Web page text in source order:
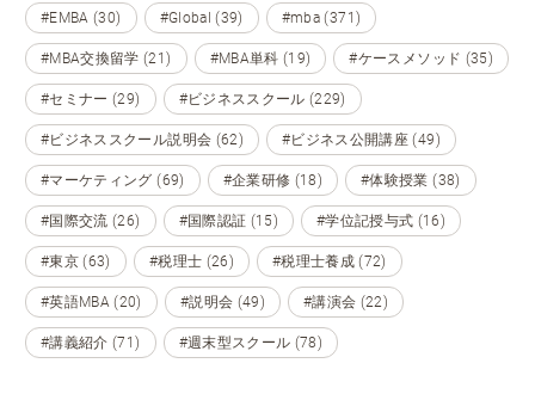
#EMBA (30) #Global (39) #mba (371)
#MBA交換留学 (21) #MBA単科 (19) #ケースメソッド (35)
#セミナー (29) #ビジネススクール (229)
#ビジネススクール説明会 (62) #ビジネス公開講座 (49)
#マーケティング (69) #企業研修 (18) #体験授業 (38)
#国際交流 (26) #国際認証 (15) #学位記授与式 (16)
#東京 (63) #税理士 (26) #税理士養成 (72)
#英語MBA (20) #説明会 (49) #講演会 (22)
#講義紹介 (71) #週末型スクール (78)